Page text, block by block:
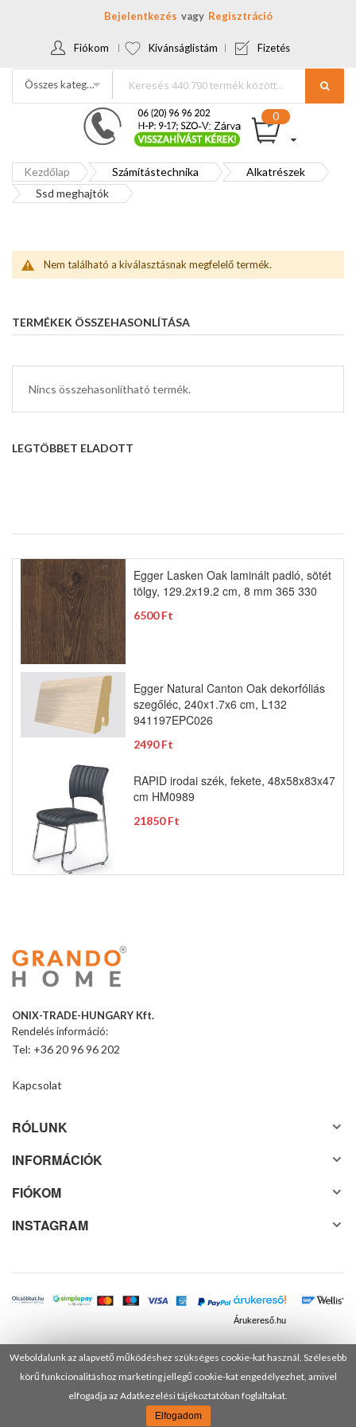
Weboldalunk az alapvető működéshez szükséges cookie-kat használ. Szélesebb
körű funkcionalitáshoz marketing jellegű cookie-kat engedélyezhet, amivel
elfogadja az Adatkezelési tájékoztatóban foglaltakat.
Elfogadom
Bejelentkezés Regisztráció
Fiókom Kívánságlistám Fizetés
Összes kategória
Kezdőlap Számítástechnika
Alkatrészek
Ssd meghajtók
Nem található a kiválasztásnak megfelelő termék.
TERMÉKEK ÖSSZEHASONLÍTÁSA
Nincs összehasonlítható termék.
LEGTÖBBET ELADOTT
Egger Lasken Oak laminált padló, sötét
tölgy, 129.2x19.2 cm, 8 mm 365 330
6500 Ft
Egger Natural Canton Oak dekorfóliás
szegőléc, 240x1.7x6 cm, L132
941197EPC026
2490 Ft
RAPID irodai szék, fekete, 48x58x83x47
cm HM0989
21850 Ft
ONIX-TRADE-HUNGARY Kft.
Rendelés információ:
Tel: +36 20 96 96 202
Kapcsolat
RÓLUNK
INFORMÁCIÓK
FIÓKOM
INSTAGRAM
Árukereső.hu
© 2025 Minden jog fenntartva! DANUSA Hungary Kft.